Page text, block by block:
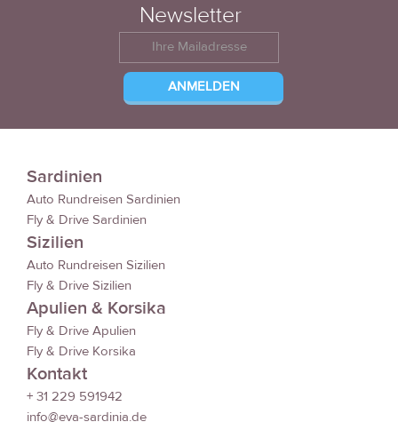
Newsletter
Sardinien
Auto Rundreisen Sardinien
Fly & Drive Sardinien
Sizilien
Auto Rundreisen Sizilien
Fly & Drive Sizilien
Apulien & Korsika
Fly & Drive Apulien
Fly & Drive Korsika
Kontakt
+ 31 229 591942
info@eva-sardinia.de